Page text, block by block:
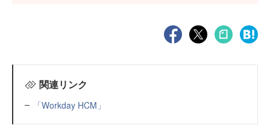
関連リンク
「Workday HCM」